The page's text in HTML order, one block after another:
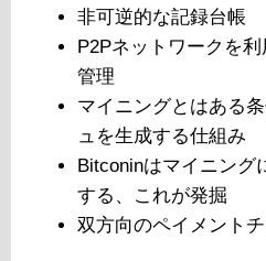
非可逆的な記録台帳
P2Pネットワークを
管理
マイニングとはある
ュを生成する仕組み
Bitconinはマイニング
する、これが発掘
双方向のペイメント